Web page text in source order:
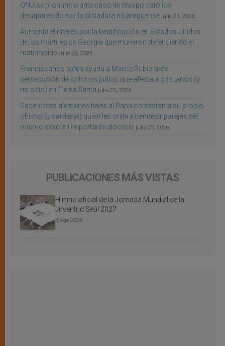
ONU se pronuncia ante caso de obispo católico
desaparecido por la dictadura nicaragüense julio 25, 2026
Aumenta el interés por la beatificación en Estados Unidos
de los mártires de Georgia que murieron defendiendo el
matrimonio julio 25, 2026
Franciscanos piden ayuda a Marco Rubio ante
persecución de colonos judíos que afecta a cristianos (y
no sólo) en Tierra Santa julio 25, 2026
Sacerdotes alemanes fieles al Papa contestan a su propio
obispo (y cardenal) quien les orilla a bendecir parejas del
mismo sexo en importante diócesis julio 25, 2026
PUBLICACIONES MÁS VISTAS
Himno oficial de la Jornada Mundial de la
Juventud Seúl 2027
3 Ago 2026